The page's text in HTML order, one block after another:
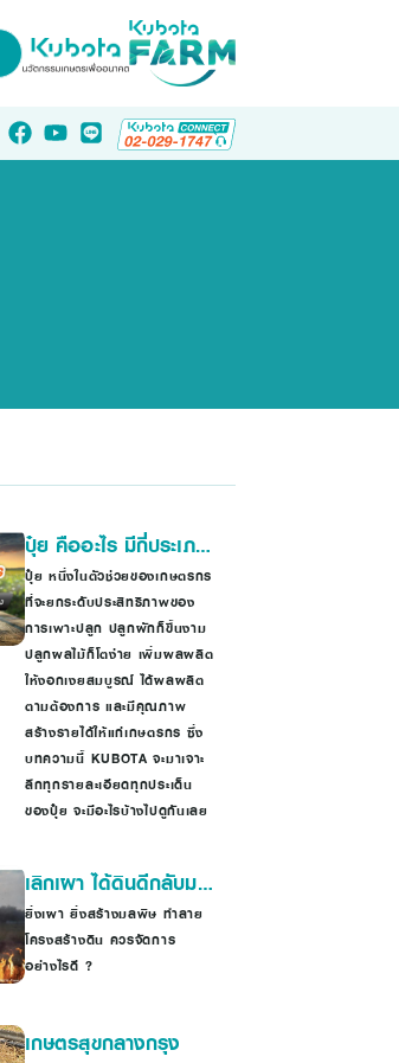
ปุ๋ย คืออะไร มีกี่ประเภท
มีข้อดี-ข้อเสียอะไรบ้าง
ก่อนปลูกพืชต้องอ่าน!
ปุ๋ย หนึ่งในตัวช่วยของเกษตรกร
ที่จะยกระดับประสิทธิภาพของ
การเพาะปลูก ปลูกผักก็ขึ้นงาม
ปลูกผลไม้ก็โตง่าย เพิ่มผลผลิต
ให้งอกเงยสมบูรณ์ ได้ผลผลิต
ตามต้องการ และมีคุณภาพ
สร้างรายได้ให้แก่เกษตรกร ซึ่ง
บทความนี้ KUBOTA จะมาเจาะ
ลึกทุกรายละเอียดทุกประเด็น
ของปุ๋ย จะมีอะไรบ้างไปดูกันเลย
เลิกเผา ได้ดินดีกลับมา
ข้าวงอกงาม แถมราย
ได้เพิ่ม
ยิ่งเผา ยิ่งสร้างมลพิษ ทำลาย
โครงสร้างดิน ควรจัดการ
อย่างไรดี ?
เกษตรสุขกลางกรุง